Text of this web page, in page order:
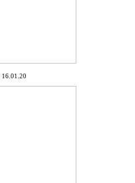
16.01.20